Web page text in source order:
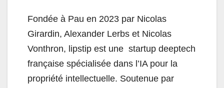
Fondée à Pau en 2023 par Nicolas
Girardin, Alexander Lerbs et Nicolas
Vonthron, lipstip est une startup deeptech
française spécialisée dans l’IA pour la
propriété intellectuelle. Soutenue par